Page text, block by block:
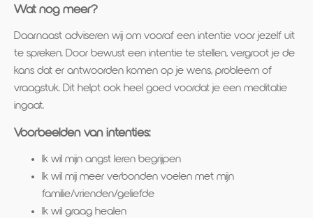
Wat nog meer?
Daarnaast adviseren wij om vooraf een intentie voor jezelf uit
te spreken. Door bewust een intentie te stellen, vergroot je de
kans dat er antwoorden komen op je wens, probleem of
vraagstuk. Dit helpt ook heel goed voordat je een meditatie
ingaat.
Voorbeelden van intenties:
Ik wil mijn angst leren begrijpen
Ik wil mij meer verbonden voelen met mijn
familie/vrienden/geliefde
Ik wil graag healen